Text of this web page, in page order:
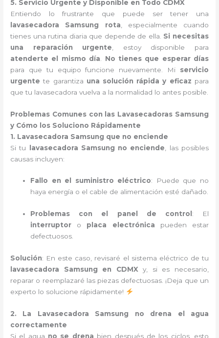
5. Servicio Urgente y Disponible en Todo CDMX
Entiendo lo frustrante que puede ser tener una
lavasecadora Samsung rota , especialmente cuando
tienes una rutina diaria que depende de ella. Si necesitas
una reparación urgente , estoy disponible para
atenderte el mismo día
No tienes que esperar días
para que tu equipo funcione nuevamente. Mi servicio
urgente te garantiza una solución rápida y eficaz para
que tu lavasecadora vuelva a la normalidad lo antes posible.
Problemas Comunes con las Lavasecadoras Samsung
y Cómo los Soluciono Rápidamente
1. Lavasecadora Samsung que no enciende
Si tu lavasecadora Samsung no enciende , las posibles
causas incluyen:
Fallo en el suministro eléctrico: Puede que no
haya energía o el cable de alimentación esté dañado.
Problemas con el panel de control : El
interruptor o placa electrónica pueden estar
defectuosos.
Solución: En este caso, revisaré el sistema eléctrico de tu
lavasecadora Samsung en CDMX y, si es necesario,
reparar o reemplazaré las piezas defectuosas. ¡Deja que un
experto lo solucione rápidamente!
2. La Lavasecadora Samsung no drena el agua
correctamente
Si el agua no se drena bien después de los ciclos, esto